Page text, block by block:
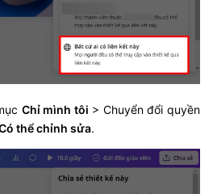
Chỉ mình tôi > Chuyển đổi quyền
thể chỉnh sửa.